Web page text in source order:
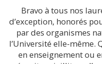
Bravo à tous nos
d’exception, honorés
par des organismes
l’Université elle-même.
en enseignement ou